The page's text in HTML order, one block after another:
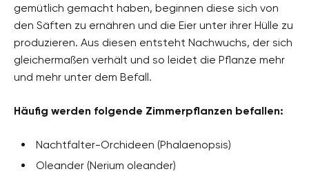
gemütlich gemacht haben, beginnen diese sich von
den Säften zu ernähren und die Eier unter ihrer Hülle zu
produzieren. Aus diesen entsteht Nachwuchs, der sich
gleichermaßen verhält und so leidet die Pflanze mehr
und mehr unter dem Befall.
Häufig werden folgende Zimmerpflanzen befallen:
Nachtfalter-Orchideen (Phalaenopsis)
Oleander (Nerium oleander)